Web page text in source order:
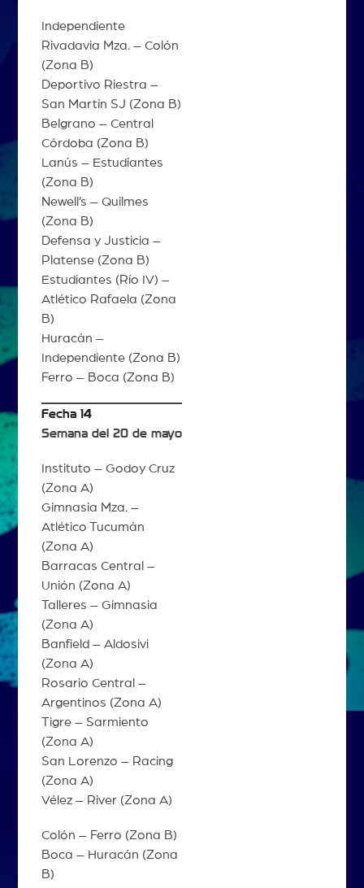
Independiente
Rivadavia Mza. – Colón
(Zona B)
Deportivo Riestra –
San Martín SJ (Zona B)
Belgrano – Central
Córdoba (Zona B)
Lanús – Estudiantes
(Zona B)
Newell’s – Quilmes
(Zona B)
Defensa y Justicia –
Platense (Zona B)
Estudiantes (Río IV) –
Atlético Rafaela (Zona
B)
Huracán –
Independiente (Zona B)
Ferro – Boca (Zona B)
Fecha 14
Semana del 20 de mayo
Instituto – Godoy Cruz
(Zona A)
Gimnasia Mza. –
Atlético Tucumán
(Zona A)
Barracas Central –
Unión (Zona A)
Talleres – Gimnasia
(Zona A)
Banfield – Aldosivi
(Zona A)
Rosario Central –
Argentinos (Zona A)
Tigre – Sarmiento
(Zona A)
San Lorenzo – Racing
(Zona A)
Vélez – River (Zona A)
Colón – Ferro (Zona B)
Boca – Huracán (Zona
B)